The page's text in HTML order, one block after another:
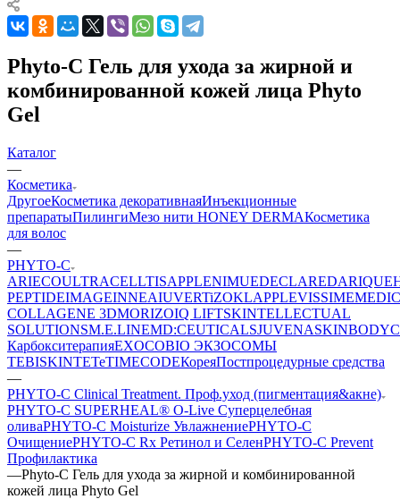
Phyto-C Гель для ухода за жирной и
комбинированной кожей лица Phyto
Gel
Каталог
—
Косметика
ДругоеКосметика декоративнаяИнъекционные
препаратыПилингиМезо нити HONEY DERMAКосметика
для волос
—
PHYTO-C
ARIECOULTRACELLTISAPPLENIMUEDECLAREDARIQUE
PEPTIDEIMAGEINNEAIUVERTiZOKLAPPLEVISSIME
COLLAGENE 3DMORIZOIQ LIFTSKINTELLECTUAL
SOLUTIONSM.E.LINEMD:CEUTICALSJUVENASKINBODY
КарбокситерапияEXOCOBIO ЭКЗОСОМЫ
TEBISKINTETeTIMECODEКореяПостпроцедурные средства
—
PHYTO-C Clinical Treatment. Проф.уход (пигментация&акне)
PHYTO-C SUPERHEAL® O-Live Суперцелебная
оливаPHYTO-C Moisturize УвлажнениеPHYTO-C
ОчищениеPHYTO-C Rx Ретинол и СеленPHYTO-C Prevent
Профилактика
—Phyto-C Гель для ухода за жирной и комбинированной
кожей лица Phyto Gel